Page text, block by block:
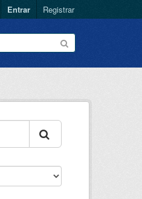
Entrar Registrar